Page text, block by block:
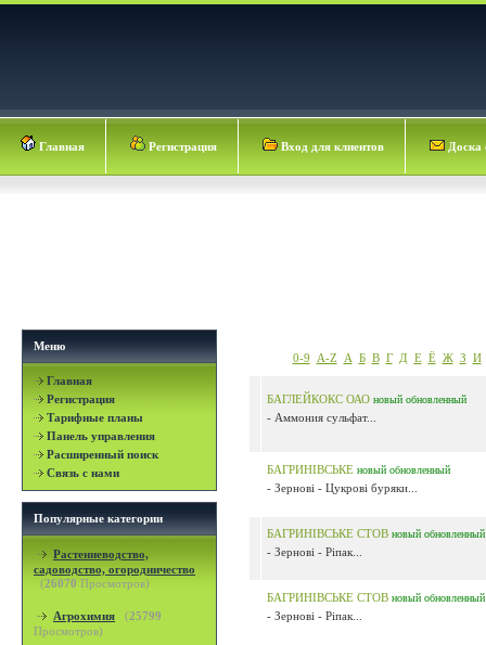
Главная Регистрация Вход для клиентов Доска
Меню
Главная
Регистрация
Тарифные планы
Панель управления
Расширенный поиск
Связь с нами
Популярные категории
Растениеводство,
садоводство, огородничество
(26070 Просмотров)
Агрохимия (25799
Просмотров)
0-9 A-Z А Б В Г Д Е Ё Ж З И
БАГЛЕЙКОКС ОАО новый обновленный
- Аммония сульфат...
БАГРИНІВСЬКЕ новый обновленный
- Зернові - Цукрові буряки...
БАГРИНІВСЬКЕ СТОВ новый обновленный
- Зернові - Ріпак...
БАГРИНІВСЬКЕ СТОВ новый обновленный
- Зернові - Ріпак...